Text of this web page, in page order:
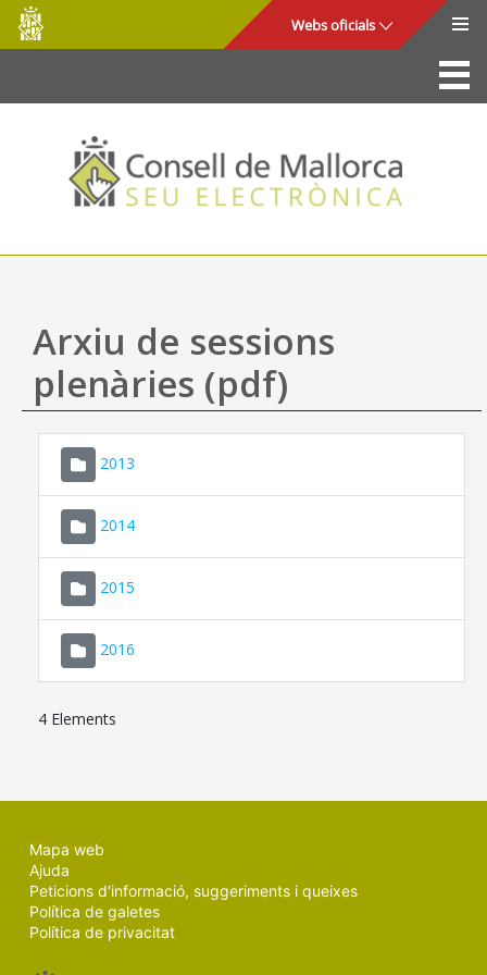
Salta al contingut principal
Consell
de
Mallorca
Webs oficials
La Seu
Consell de Mallorca
Accés i seguretat
Utilitats
Ajuda
Arxiu de sessions
plenàries (pdf)
2013
2014
2015
2016
4 Elements
Mapa web
Ajuda
Peticions d'informació, suggeriments i queixes
Política de galetes
Política de privacitat